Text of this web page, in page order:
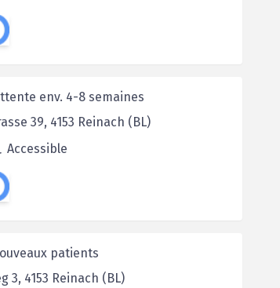
env. 4-8 semaines
39, 4153 Reinach (BL)
Accessible
patients
3, 4153 Reinach (BL)